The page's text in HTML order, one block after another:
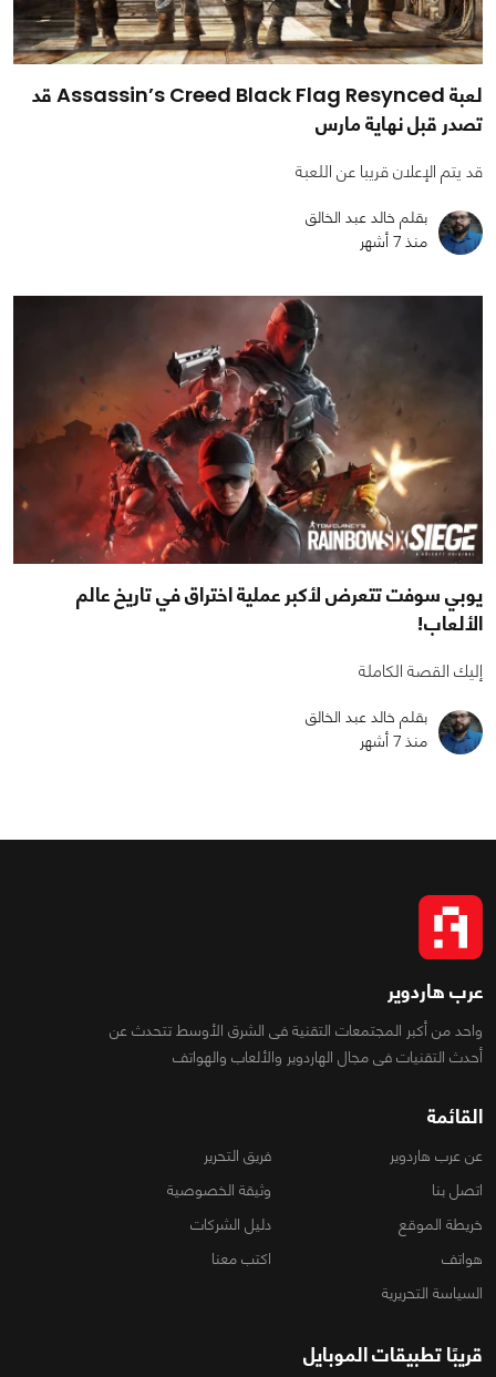
لعبة Assassin’s Creed Black Flag Resynced قد
تصدر قبل نهاية مارس
قد يتم الإعلان قريبا عن اللعبة
بقلم خالد عبد الخالق
منذ 7 أشهر
يوبي سوفت تتعرض لأكبر عملية اختراق في تاريخ عالم
الألعاب!
إليك القصة الكاملة
بقلم خالد عبد الخالق
منذ 7 أشهر
عرب هاردوير
واحد من أكبر المجتمعات التقنية فى الشرق الأوسط تتحدث عن
أحدث التقنيات فى مجال الهاردوير والألعاب والهواتف
القائمة
عن عرب هاردوير
فريق التحرير
اتصل بنا
وثيقة الخصوصية
خريطة الموقع
دليل الشركات
هواتف
اكتب معنا
السياسة التحريرية
قريبًا تطبيقات الموبايل